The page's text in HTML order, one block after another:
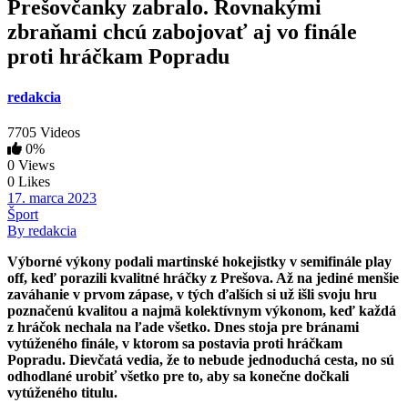
Prešovčanky zabralo. Rovnakými
zbraňami chcú zabojovať aj vo finále
proti hráčkam Popradu
redakcia
7705 Videos
0%
0 Views
0 Likes
17. marca 2023
Šport
By redakcia
Výborné výkony podali martinské hokejistky v semifinále play
off, keď porazili kvalitné hráčky z Prešova. Až na jediné menšie
zaváhanie v prvom zápase, v tých ďalších si už išli svoju hru
poznačenú kvalitou a najmä kolektívnym výkonom, keď každá
z hráčok nechala na ľade všetko. Dnes stoja pre bránami
vytúženého finále, v ktorom sa postavia proti hráčkam
Popradu. Dievčatá vedia, že to nebude jednoduchá cesta, no sú
odhodlané urobiť všetko pre to, aby sa konečne dočkali
vytúženého titulu.